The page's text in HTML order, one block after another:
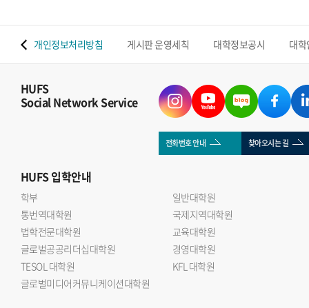
개인정보처리방침 게시판 운영세칙 대학정보공시 대
HUFS
Social Network Service
전화번호 안내 찾아오시는 길
HUFS입학안내
학부
일반대학원
통번역대학원
국제지역대학원
법학전문대학원
교육대학원
글로벌공공리더십대학원
경영대학원
TESOL 대학원
KFL 대학원
글로벌미디어커뮤니케이션대학원